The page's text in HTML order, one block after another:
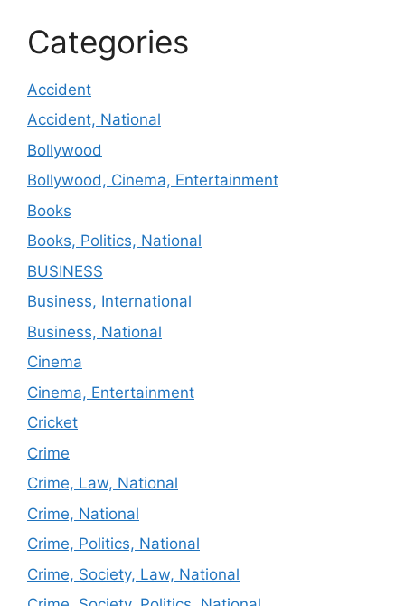
Categories
Accident
Accident, National
Bollywood
Bollywood, Cinema, Entertainment
Books
Books, Politics, National
BUSINESS
Business, International
Business, National
Cinema
Cinema, Entertainment
Cricket
Crime
Crime, Law, National
Crime, National
Crime, Politics, National
Crime, Society, Law, National